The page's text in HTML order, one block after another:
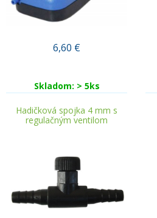
6,60 €
Skladom: > 5ks
Hadičková spojka 4 mm s
regulačným ventilom